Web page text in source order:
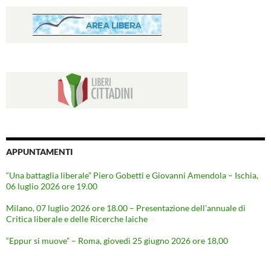
APPUNTAMENTI
“Una battaglia liberale” Piero Gobetti e Giovanni Amendola – Ischia,
06 luglio 2026 ore 19.00
Milano, 07 luglio 2026 ore 18.00 – Presentazione dell’annuale di
Critica liberale e delle Ricerche laiche
“Eppur si muove” – Roma, giovedì 25 giugno 2026 ore 18,00